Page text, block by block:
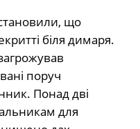
що
біля димаря.
поруч
Понад дві
для